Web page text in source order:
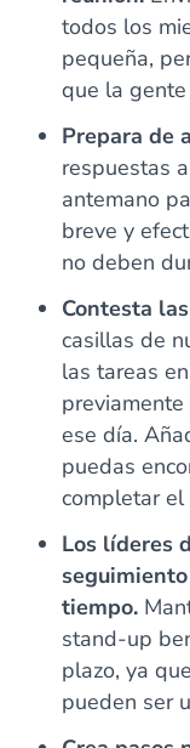
todos los
pequeña,
que la
Prepara de
respuestas
antemano
breve y
no deben
Contesta
casillas de
las tareas
ese día.
puedas
completar el
Los líderes
tiempo.
stand-up
plazo, ya
pueden ser